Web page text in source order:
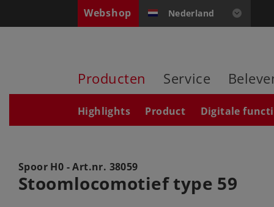
Webshop Nederland
Producten Service
Highlights Product Digitale
Spoor H0 - Art.nr. 38059
Stoomlocomotief type 59